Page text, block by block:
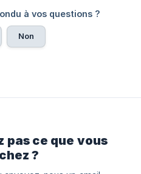
à vos questions ?
Non
pas ce que vous
?